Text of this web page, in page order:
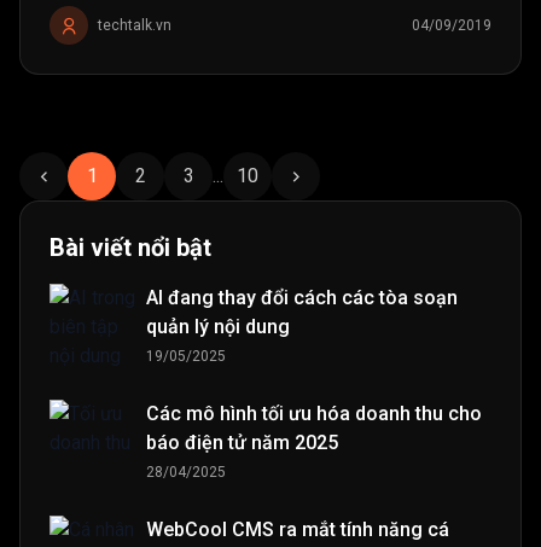
để thiết kế...techtalk.vn 04/09/2019
1 2 3 ... 10
Bài viết nổi bật
AI đang thay đổi cách các tòa soạn
quản lý nội dung
19/05/2025
Các mô hình tối ưu hóa doanh thu cho
báo điện tử năm 2025
28/04/2025
WebCool CMS ra mắt tính năng cá